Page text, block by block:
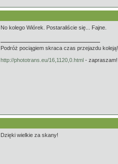
No kolego Wiórek. Postaraliście się... Fajne.
Podróż pociągiem skraca czas przejazdu koleją!
http://phototrans.eu/16,1120,0.html - zapraszam!
Dzięki wielkie za skany!